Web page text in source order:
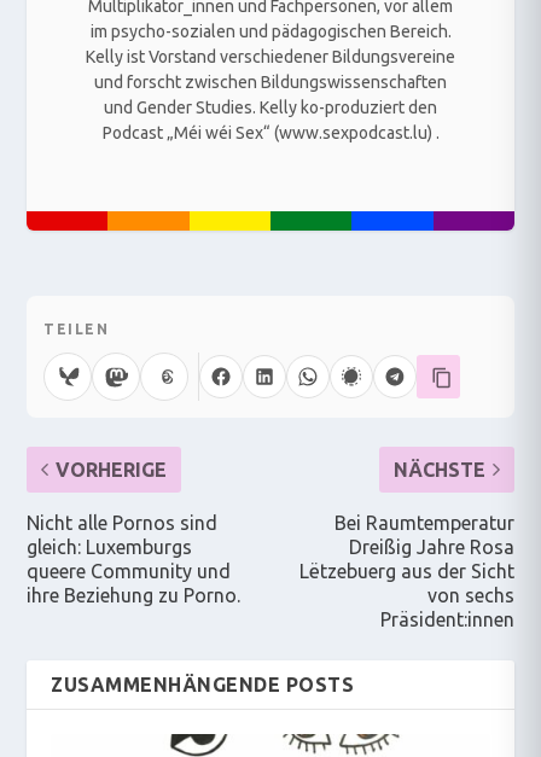
Multiplikator_innen und Fachpersonen, vor allem
im psycho-sozialen und pädagogischen Bereich.
Kelly ist Vorstand verschiedener Bildungsvereine
und forscht zwischen Bildungswissenschaften
und Gender Studies. Kelly ko-produziert den
Podcast „Méi wéi Sex“ (www.sexpodcast.lu) .
TEILEN
VORHERIGE
Nicht alle Pornos sind
gleich: Luxemburgs
queere Community und
ihre Beziehung zu Porno.
NÄCHSTE
Bei Raumtemperatur
Dreißig Jahre Rosa
Lëtzebuerg aus der Sicht
von sechs
Präsident:innen
ZUSAMMENHÄNGENDE POSTS